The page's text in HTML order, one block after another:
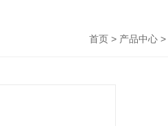
首页> 产品中心>